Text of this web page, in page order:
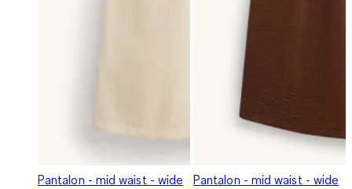
Pantalon - mid waist - wide
Pantalon - mid waist - wide